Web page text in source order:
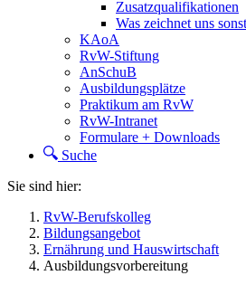
Zusatzqualifikationen
Was zeichnet uns
KAoA
RvW-Stiftung
AnSchuB
Ausbildungsplätze
Praktikum am RvW
RvW-Intranet
Formulare + Downloads
Suche
Sie sind hier:
RvW-Berufskolleg
Bildungsangebot
Ernährung und Hauswirtschaft
Ausbildungsvorbereitung